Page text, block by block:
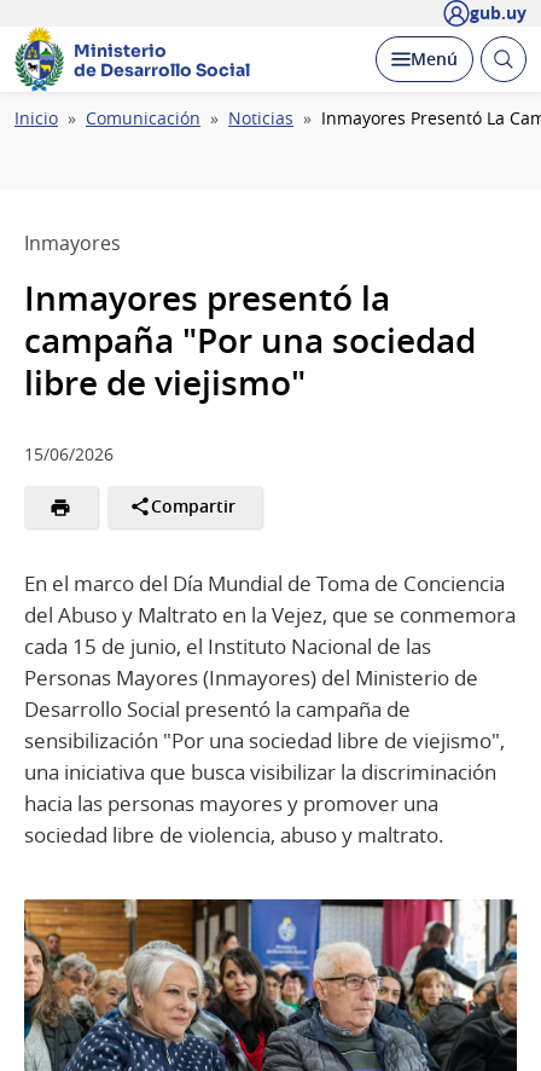
gub.uy
Ministerio
de Desarrollo Social
Desplegar
Menú Abrir
Ruta
Inicio Comunicación Noticias Inmayores Presentó La
Inmayores
Inmayores presentó la
campaña "Por una sociedad
libre de viejismo"
15/06/2026
Compartir
En el marco del Día Mundial de Toma de Conciencia
del Abuso y Maltrato en la Vejez, que se conmemora
cada 15 de junio, el Instituto Nacional de las
Personas Mayores (Inmayores) del Ministerio de
Desarrollo Social presentó la campaña de
sensibilización "Por una sociedad libre de viejismo",
una iniciativa que busca visibilizar la discriminación
hacia las personas mayores y promover una
sociedad libre de violencia, abuso y maltrato.